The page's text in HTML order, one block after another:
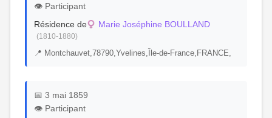
👁️ Participant
Résidence de
Marie Joséphine BOULLAND
(1810-1880)
📍 Montchauvet,78790,Yvelines,Île-de-France,FRANCE,
📅 3 mai 1859
👁️ Participant